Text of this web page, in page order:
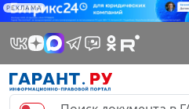
РЕКЛАМА